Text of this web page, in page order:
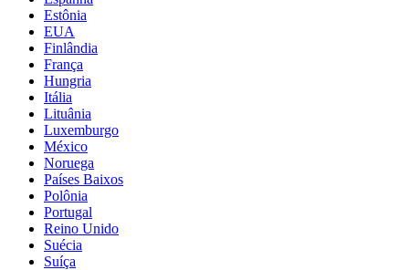
Estônia
EUA
Finlândia
França
Hungria
Itália
Lituânia
Luxemburgo
México
Noruega
Países Baixos
Polônia
Portugal
Reino Unido
Suécia
Suíça